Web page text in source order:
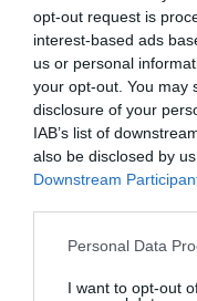
opt-out request is
interest-based ads
us or personal
your opt-out. You may
disclosure of your
IAB’s list of
also be disclosed by
Downstream
Please note that this
not limited to your visit
Personal Data
I want to opt-out
Φωτιά σε χαμηλή
Τι αποκαλύπτει η
Χωρίς τις αισθήσεις